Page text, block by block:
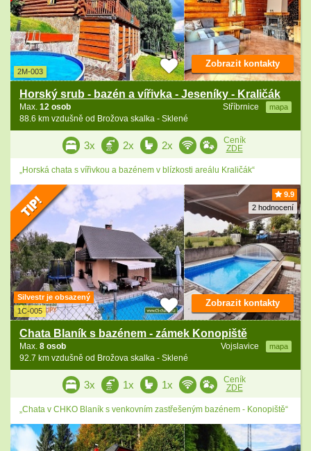
2M-003
Horský srub - bazén a vířivka - Jeseníky - Kraličák
Stříbrnice mapa
Max. 12 osob
88.6 km vzdušně od Brožova skalka - Sklené
Zobrazit kontakty
3x 2x 2x
Ceník
ZDE
„Horská chata s vířivkou a bazénem v blízkosti areálu Kraličák“
9.9
2 hodnocení
Silvestr je obsazený
1C-005
Chata Blaník s bazénem - zámek Konopiště
Vojslavice mapa
Max. 8 osob
92.7 km vzdušně od Brožova skalka - Sklené
Zobrazit kontakty
3x 1x 1x
Ceník
ZDE
„Chata v CHKO Blaník s venkovním zastřešeným bazénem - Konopiště“